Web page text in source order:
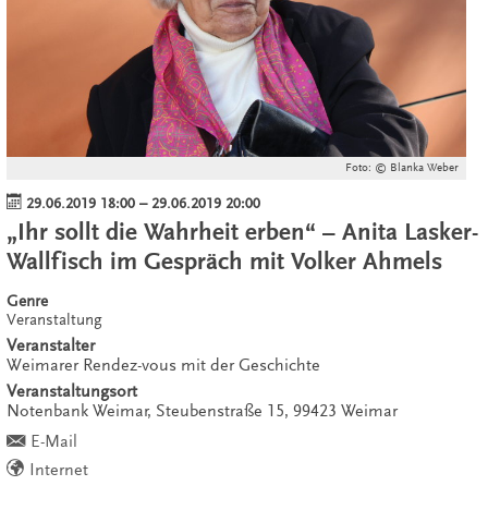
Foto: © Blanka Weber
29.06.2019 18:00 – 29.06.2019 20:00
„Ihr sollt die Wahrheit erben“ – Anita Lasker-
Wallfisch im Gespräch mit Volker Ahmels
Genre
Veranstaltung
Veranstalter
Weimarer Rendez-vous mit der Geschichte
Veranstaltungsort
Notenbank Weimar, Steubenstraße 15, 99423 Weimar
E-Mail
Internet